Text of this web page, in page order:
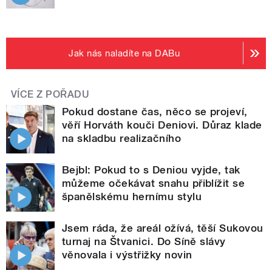
Jak nás naladíte na DABu
VÍCE Z POŘADU
Pokud dostane čas, něco se projeví,
věří Horváth kouči Deniovi. Důraz klade
na skladbu realizačního
Bejbl: Pokud to s Deniou vyjde, tak
můžeme očekávat snahu přiblížit se
španělskému hernímu stylu
Jsem ráda, že areál ožívá, těší Sukovou
turnaj na Štvanici. Do Síně slávy
věnovala i výstřižky novin